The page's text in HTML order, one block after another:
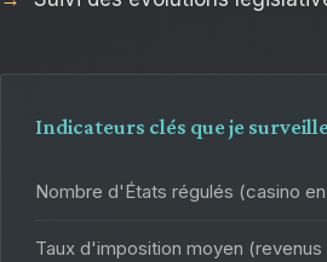
Indicateurs clés que je surveille
Nombre d'États régulés (casino
Taux d'imposition moyen (revenus